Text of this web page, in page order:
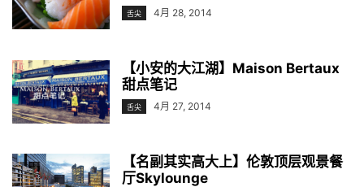
舌尖 4月 28, 2014
【小安的大江湖】Maison Bertaux
甜点笔记
舌尖 4月 27, 2014
【名副其实高大上】伦敦顶层观景餐
厅Skylounge